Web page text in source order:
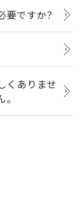
ですか？
くありませ